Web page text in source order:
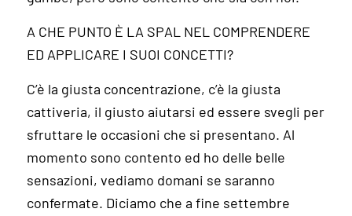
A CHE PUNTO È LA SPAL NEL COMPRENDERE
ED APPLICARE I SUOI CONCETTI?
C’è la giusta concentrazione, c’è la giusta
cattiveria, il giusto aiutarsi ed essere svegli per
sfruttare le occasioni che si presentano. Al
momento sono contento ed ho delle belle
sensazioni, vediamo domani se saranno
confermate. Diciamo che a fine settembre